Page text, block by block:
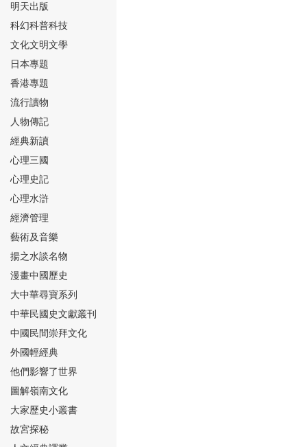
⑬
⑭
⑮
⑯
⑰
明天出版
科幻科普科技
文化文明文學
日本專題
香港專題
流行讀物
人物傳記
經典新讀
心理三國
心理史記
心理水滸
經濟管理
藝術及音樂
揚之水談名物
漫畫中國歷史
大中華尋寶系列
中華民國史文獻叢刊
中國民間崇拜文化
外國輕經典
他們影響了世界
圖解嶺南文化
大家歷史小叢書
故宮探秘